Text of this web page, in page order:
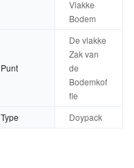
Vlakke
Bodem
Punt
De vlakke
Zak van
de
Bodemkof
fie
Type Doypack